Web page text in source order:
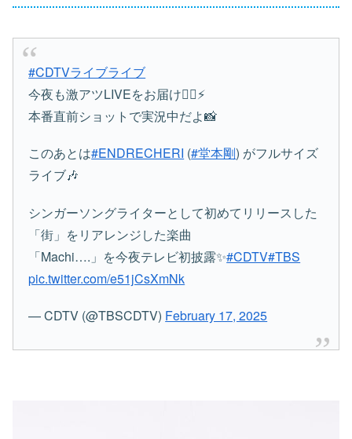
#CDTVライブライブ
今夜も激アツLIVEをお届け❤️‍🔥⚡️
本番直前ショットで実況中だよ📸
このあとは#ENDRECHERI (#堂本剛) がフルサイズ
ライブ🎶
シンガーソングライターとして初めてリリースした
「街」をリアレンジした楽曲
「Machi….」を今夜テレビ初披露✨#CDTV#TBS
pic.twitter.com/e51jCsXmNk
— CDTV (@TBSCDTV) February 17, 2025